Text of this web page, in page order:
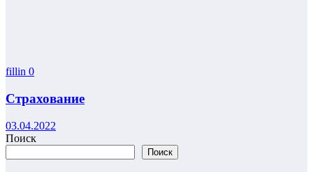
fillin 0
Страхование
03.04.2022
Поиск
Поиск